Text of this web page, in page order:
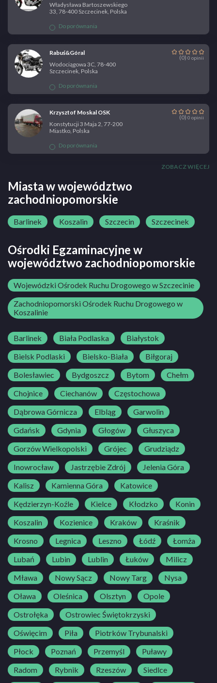
Władysława Bartoszewskiego
33, 78-400 Szczecinek, Polska
Do porównania
Rabuś&Góral
(0) 0 opinii
Wodociągowa 3C, 78-400
Szczecinek, Polska
Do porównania
Krzysztof Moskal OSK
(0) 0 opinii
Konstytucji 3 Maja 2, 77-200
Miastko, Polska
Do porównania
ZOBACZ WIĘCEJ
Miasta w województwo
zachodniopomorskie
Barlinek Koszalin Szczecin Szczecinek
Ośrodki Egzaminacyjne w
województwo zachodniopomorskie
Wojewódzki Ośrodek Ruchu Drogowego w Szczecinie
Zachodniopomorski Ośrodek Ruchu Drogowego w
Koszalinie
Barlinek Biała Podlaska
Białystok
Bielsk Podlaski
Bielsko-Biała
Biłgoraj
Bolesławiec
Bydgoszcz Bytom
Chełm
Chojnice
Ciechanów
Częstochowa
Dąbrowa Górnicza
Elbląg
Garwolin
Gdańsk
Gdynia Głogów
Głuszyca
Gorzów Wielkopolski
Grójec
Grudziądz
Inowrocław
Jastrzębie Zdrój
Jelenia Góra
Kalisz
Kamienna Góra
Katowice
Kędzierzyn-Koźle
Kielce Kłodzko
Konin
Koszalin
Kozienice Kraków
Kraśnik
Krosno
Legnica Leszno Łódź
Łomża
Lubań
Lubin Lublin Łuków
Milicz
Mława
Nowy Sącz Nowy Targ
Nysa
Oława
Oleśnica Olsztyn
Opole
Ostrołęka
Ostrowiec Świętokrzyski
Oświęcim
Piła
Piotrków Trybunalski
Płock
Poznań Przemyśl
Puławy
Radom
Rybnik Rzeszów Siedlce